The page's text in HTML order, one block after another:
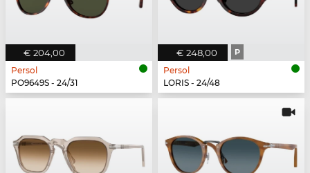
€ 204,00
Persol
PO9649S - 24/31
€ 248,00 P
Persol
LORIS - 24/48